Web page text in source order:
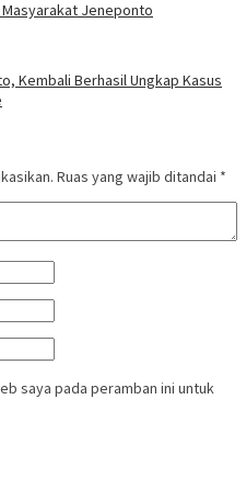
Jeneponto
Kembali Berhasil Ungkap Kasus
Ruas yang wajib ditandai *
saya pada peramban ini untuk